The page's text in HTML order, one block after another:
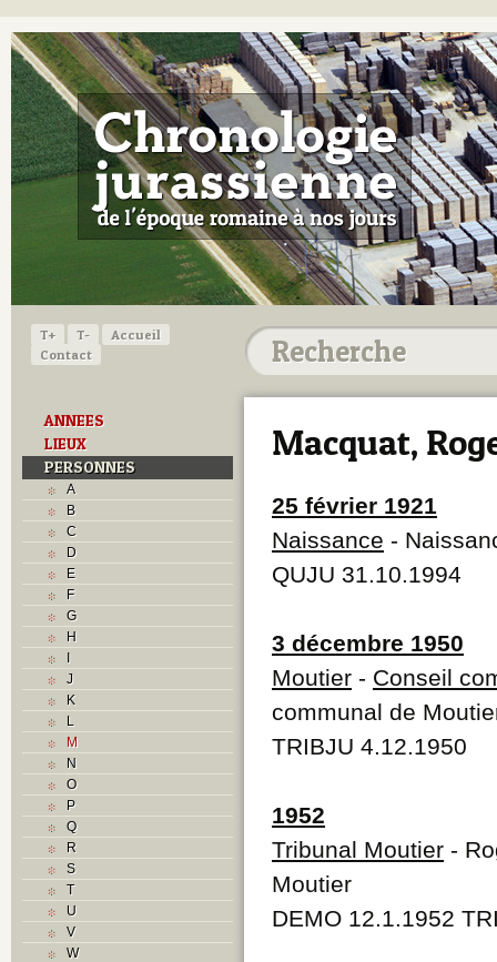
T+ T-
Accueil
Contact
ANNEES
LIEUX
PERSONNES
A
B
C
D
E
F
G
H
I
J
K
L
M
N
O
P
Q
R
S
T
U
V
W
Macquat,
25 février 1921
Naissance -
QUJU 31.10.1994
3 décembre 1950
Moutier - Conseil
communal de
TRIBJU 4.12.1950
1952
Tribunal Moutier -
Moutier
DEMO 12.1.1952